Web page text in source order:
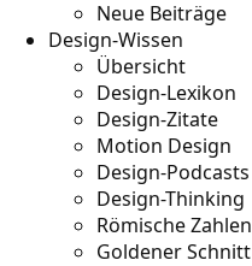
Neue Beiträge
Design-Wissen
Übersicht
Design-Lexikon
Design-Zitate
Motion Design
Design-Podcasts
Design-Thinking
Römische Zahlen
Goldener Schnitt